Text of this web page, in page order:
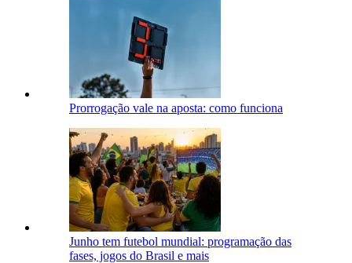
Prorrogação vale na aposta: como funciona
Junho tem futebol mundial: programação das
fases, jogos do Brasil e mais